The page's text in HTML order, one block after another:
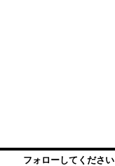
フォローしてください